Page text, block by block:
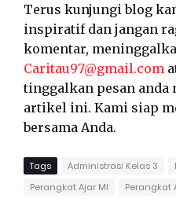
Terus kunjungi blog
inspiratif dan jangan
komentar,
Caritau97@gmail.com
tinggalkan pesan
artikel ini. Kami siap
bersama Anda.
Tags Administrasi Kelas 3
Perangkat Ajar MI
Perangkat